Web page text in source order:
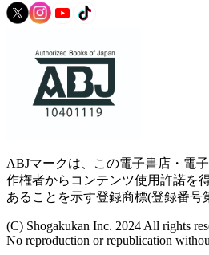
ABJマークは、この電子書店・電
作権者からコンテンツ使用許諾を
あることを示す登録商標(登録番号
(C) Shogakukan Inc. 2024 All rights
No reproduction or republication